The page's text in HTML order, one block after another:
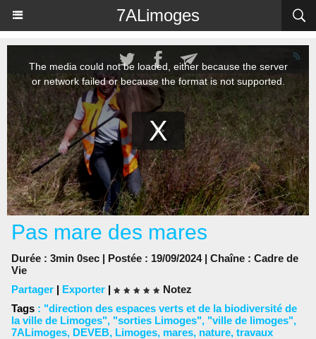
7ALimoges
Pas mare des mares
Durée : 3min 0sec | Postée : 19/09/2024 | Chaîne : Cadre de
Vie
Partager | Exporter |
Notez
Tags : "direction des espaces verts et de la biodiversité de
la ville de Limoges", "sorties Limoges", "ville de limoges",
7ALimoges, DEVEB, Limoges, mares, nature, travaux